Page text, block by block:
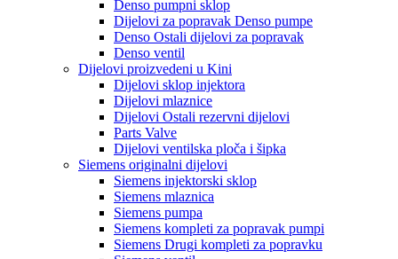
Denso pumpni sklop
Dijelovi za popravak Denso pumpe
Denso Ostali dijelovi za popravak
Denso ventil
Dijelovi proizvedeni u Kini
Dijelovi sklop injektora
Dijelovi mlaznice
Dijelovi Ostali rezervni dijelovi
Parts Valve
Dijelovi ventilska ploča i šipka
Siemens originalni dijelovi
Siemens injektorski sklop
Siemens mlaznica
Siemens pumpa
Siemens kompleti za popravak pumpi
Siemens Drugi kompleti za popravku